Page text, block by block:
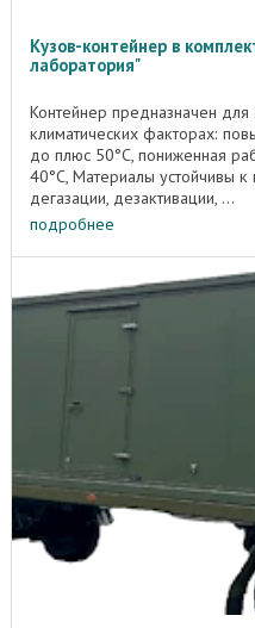
Кузов-контейнер в
лаборатория"
Контейнер предназначен
климатических факторах:
до плюс 50°C, пониженная
40°C, Материалы устойчивы
дегазации, дезактивации, ...
подробнее